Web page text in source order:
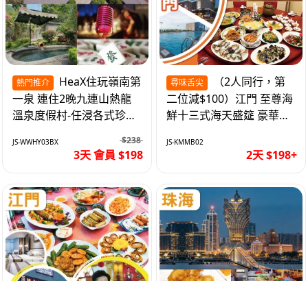
熱門推介
一泉 連住2晚九連山熱龍
溫泉度假村-任浸各式珍稀
JS-WWHY03BX $238
3天 會員 $198
尋味舌尖
二位減$100）江門 至尊海
鮮十三式海天盛筵 豪華三
2天
JS-KMMB02
2天 $198+